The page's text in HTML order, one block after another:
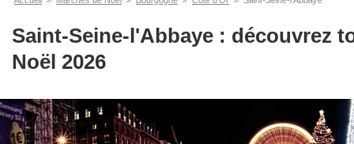
Saint-Seine-l'Abbaye : découvrez
Noël 2026